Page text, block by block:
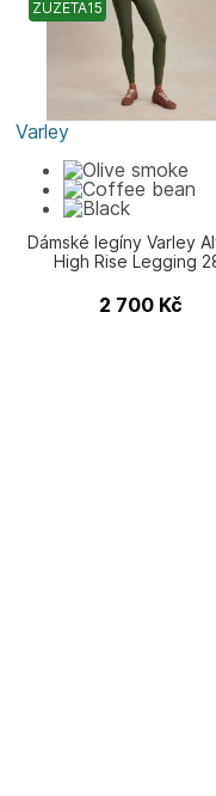
ZUZETA15
Varley
Dámské legíny Varley
High Rise Legging
2 700 Kč